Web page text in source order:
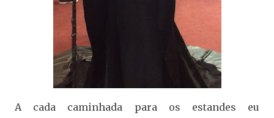
A cada caminhada para os estandes eu